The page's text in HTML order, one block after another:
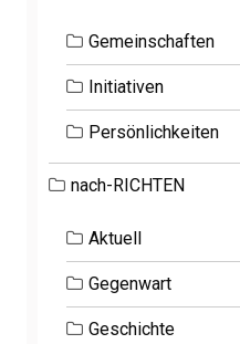
Gemeinschaften
Initiativen
Persönlichkeiten
nach-RICHTEN
Aktuell
Gegenwart
Geschichte